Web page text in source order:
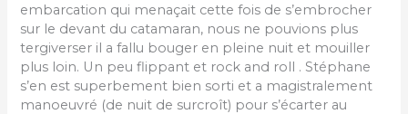
embarcation qui menaçait cette fois de s’embrocher
sur le devant du catamaran, nous ne pouvions plus
tergiverser il a fallu bouger en pleine nuit et mouiller
plus loin. Un peu flippant et rock and roll . Stéphane
s’en est superbement bien sorti et a magistralement
manoeuvré (de nuit de surcroît) pour s’écarter au